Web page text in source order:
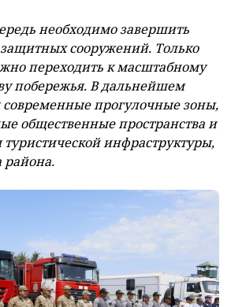
необходимо завершить
защитных сооружений. Только
переходить к масштабному
побережья. В дальнейшем
современные прогулочные зоны,
общественные пространства и
инфраструктуры,
района.